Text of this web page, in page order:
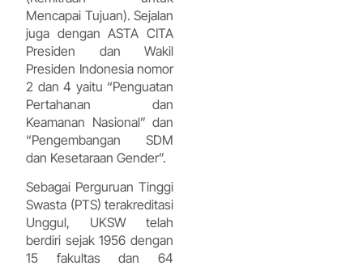
Mencapai Tujuan). Sejalan
juga dengan ASTA CITA
Presiden dan Wakil
Presiden Indonesia nomor
2 dan 4 yaitu “Penguatan
Pertahanan dan
Keamanan Nasional” dan
“Pengembangan SDM
dan Kesetaraan Gender”.
Sebagai Perguruan Tinggi
Swasta (PTS) terakreditasi
Unggul, UKSW telah
berdiri sejak 1956 dengan
15 fakultas dan 64